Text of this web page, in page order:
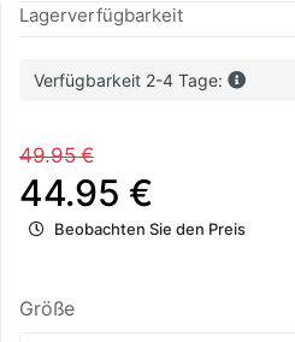
Lagerverfügbarkeit
Verfügbarkeit 2-4 Tage:
49.95 €
44.95 €
Beobachten Sie den Preis
Größe